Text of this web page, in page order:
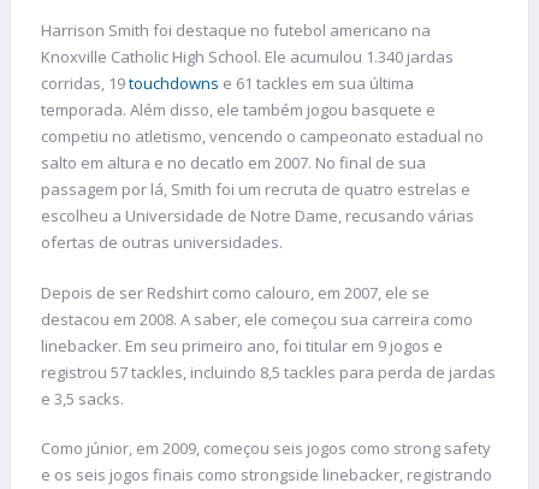
Harrison Smith foi destaque no futebol americano na
Knoxville Catholic High School. Ele acumulou 1.340 jardas
corridas, 19touchdowns e 61 tackles em sua última
temporada. Além disso, ele também jogou basquete e
competiu no atletismo, vencendo o campeonato estadual no
salto em altura e no decatlo em 2007. No final de sua
passagem por lá, Smith foi um recruta de quatro estrelas e
escolheu a Universidade de Notre Dame, recusando várias
ofertas de outras universidades.
Depois de ser Redshirt como calouro, em 2007, ele se
destacou em 2008. A saber, ele começou sua carreira como
linebacker. Em seu primeiro ano, foi titular em 9 jogos e
registrou 57 tackles, incluindo 8,5 tackles para perda de jardas
e 3,5 sacks.
Como júnior, em 2009, começou seis jogos como strong safety
e os seis jogos finais como strongside linebacker, registrando